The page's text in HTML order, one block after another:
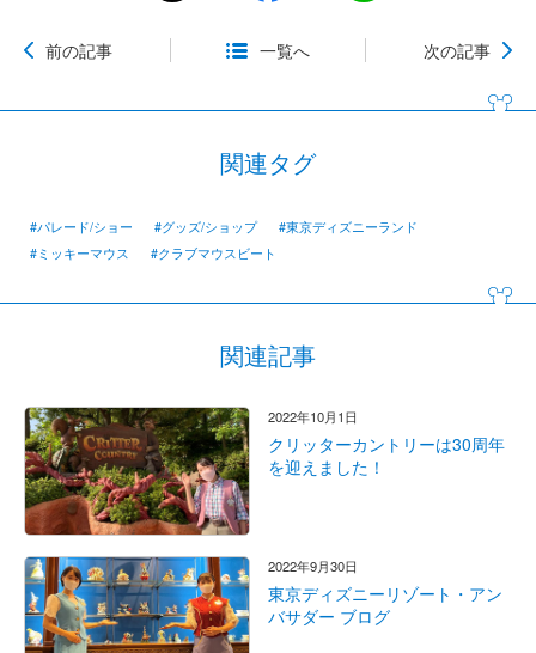
前の記事 一覧へ 次の記事
関連タグ
#パレード/ショー #グッズ/ショップ
#東京ディズニーランド
#ミッキーマウス
#クラブマウスビート
関連記事
2022年10月1日
クリッターカントリーは30周年
を迎えました！
2022年9月30日
東京ディズニーリゾート・アン
バサダー ブログ